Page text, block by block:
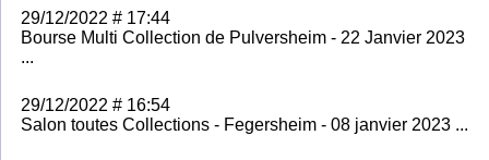
29/12/2022 # 17:44
Bourse Multi Collection de Pulversheim - 22 Janvier 2023
...
29/12/2022 # 16:54
Salon toutes Collections - Fegersheim - 08 janvier 2023 ...